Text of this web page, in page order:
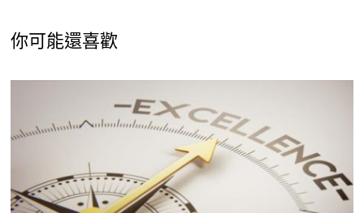
你可能還喜歡